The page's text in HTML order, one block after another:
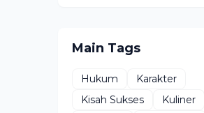
Main Tags
Hukum
Karakter
Kisah Sukses
Kuliner